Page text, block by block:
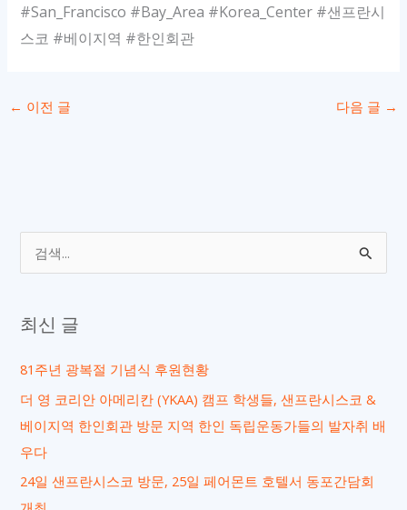
#San_Francisco #Bay_Area #Korea_Center #샌프란시
스코 #베이지역 #한인회관
← 이전 글 다음 글 →
색
상
최신 글
81주년 광복절 기념식 후원현황
더 영 코리안 아메리칸 (YKAA) 캠프 학생들, 샌프란시스코 &
베이지역 한인회관 방문 지역 한인 독립운동가들의 발자취 배
우다
24일 샌프란시스코 방문, 25일 페어몬트 호텔서 동포간담회